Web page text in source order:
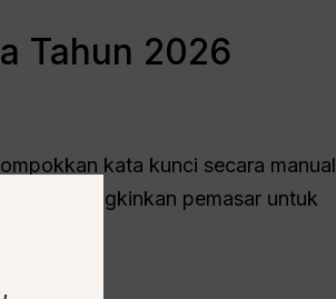
Tahun 2026
kata kunci secara manual
AI memungkinkan pemasar untuk
,